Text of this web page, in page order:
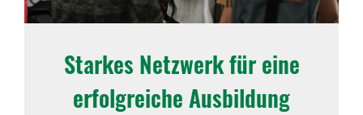
Starkes Netz­werk für eine
erfolg­reiche Ausbil­dung